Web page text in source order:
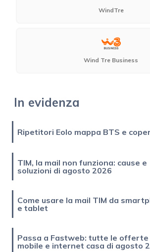
WindTre
Wind Tre Business
In evidenza
Ripetitori Eolo mappa BTS e
TIM, la mail non funziona: cause e
soluzioni di agosto 2026
Come usare la mail TIM da
e tablet
Passa a Fastweb: tutte le offerte
mobile e internet casa di agosto